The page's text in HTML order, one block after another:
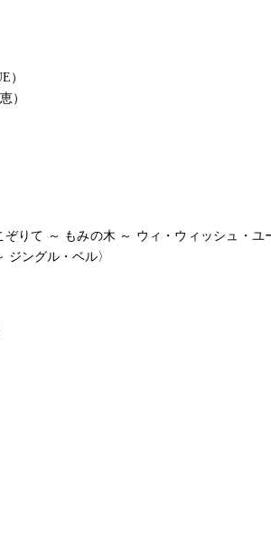
）
）
りて ～ もみの木 ～ ウィ・ウィッシュ・ユ
ジングル・ベル〉